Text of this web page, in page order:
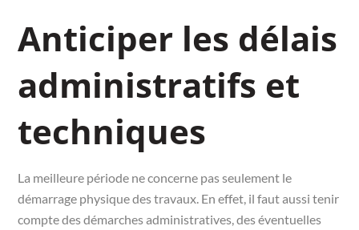
Anticiper les délais
administratifs et
techniques
La meilleure période ne concerne pas seulement le
démarrage physique des travaux. En effet, il faut aussi tenir
compte des démarches administratives, des éventuelles